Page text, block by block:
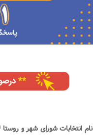
انتخابات شورای شهر و روستا ۱۴۰۴ - ۱۴۰۵